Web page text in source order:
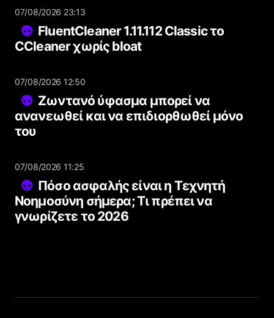
07/08/2026 23:13
FluentCleaner 1.11.112 Classic το
CCleaner χωρίς bloat
07/08/2026 12:50
Ζωντανό ύφασμα μπορεί να
ανανεωθεί και να επιδιορθωθεί μόνο
του
07/08/2026 11:25
Πόσο ασφαλής είναι η Τεχνητή
Νοημοσύνη σήμερα; Τι πρέπει να
γνωρίζετε το 2026